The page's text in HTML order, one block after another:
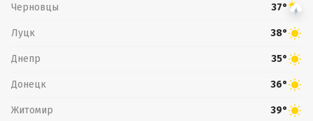
Черновцы 37°
Луцк 38°
Днепр 35°
Донецк 36°
Житомир 39°